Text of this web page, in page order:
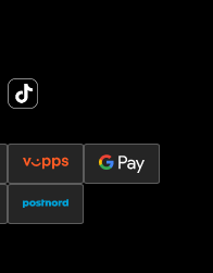
Strømmen